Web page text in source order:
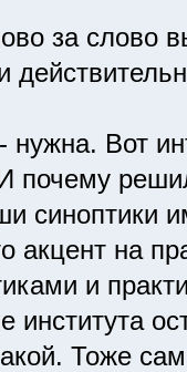
за слово
нужна. Вот
почему
синоптики
акцент на
и
института
Тоже